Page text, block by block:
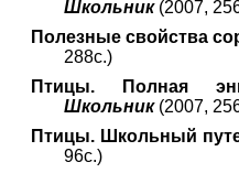
Школьник (2007,
Полезные свойства
288с.)
Птицы. Полная
Школьник (2007,
Птицы. Школьный
96с.)